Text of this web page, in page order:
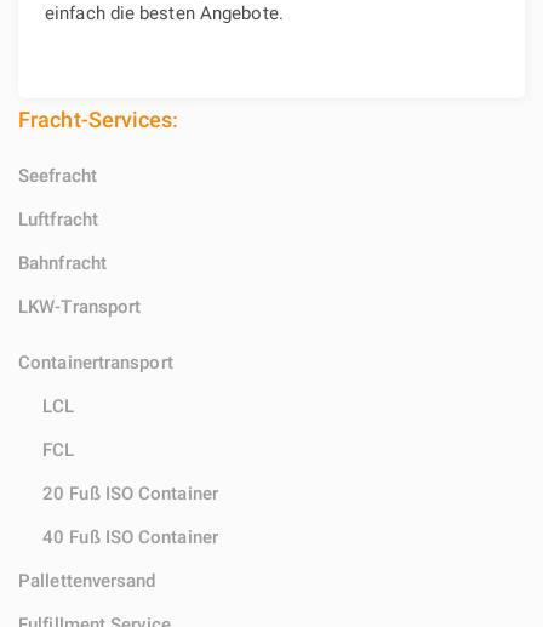
Fracht-Services:
Seefracht
Luftfracht
Bahnfracht
LKW-Transport
Containertransport
LCL
FCL
20 Fuß ISO Container
40 Fuß ISO Container
Pallettenversand
einfach die besten Angebote.